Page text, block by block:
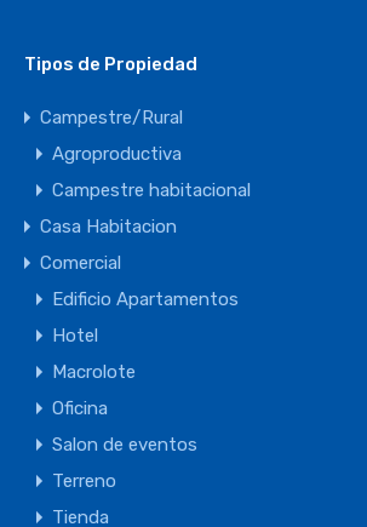
Tipos de Propiedad
Campestre/Rural
Agroproductiva
Campestre habitacional
Casa Habitacion
Comercial
Edificio Apartamentos
Hotel
Macrolote
Oficina
Salon de eventos
Terreno
Tienda